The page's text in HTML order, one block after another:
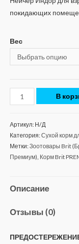
покидающих
Вес
В
Артикул: Н/Д
Категория:Сухой корм
Метки:Зоотовары Brit
Премиум), Корм Brit
Описание
Отзывы (0)